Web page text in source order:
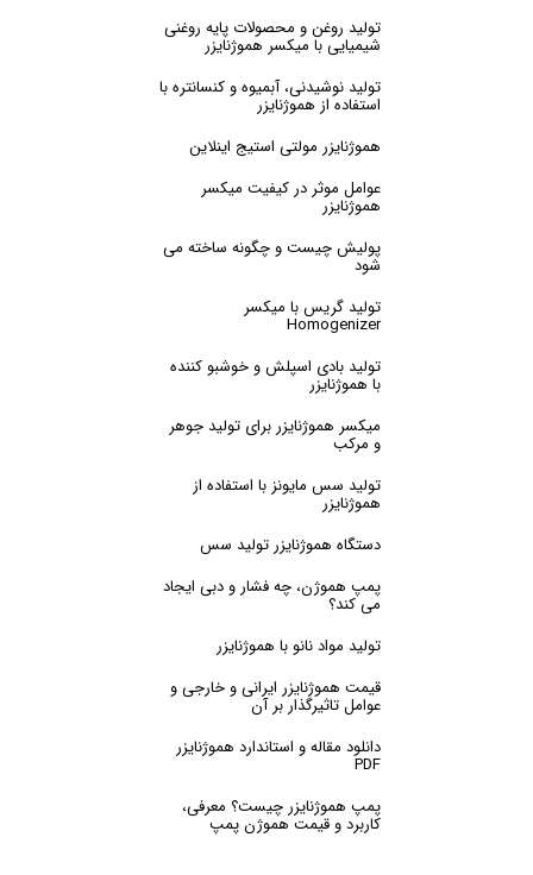
تولید روغن و محصولات پایه روغنی
شیمیایی با میکسر هموژنایزر
تولید نوشیدنی، آبمیوه و کنسانتره با
استفاده از هموژنایزر
هموژنایزر مولتی استیج اینلاین
عوامل موثر در کیفیت میکسر
هموژنایزر
پولیش چیست و چگونه ساخته می
شود
تولید گریس با میکسر
Homogenizer
تولید بادی اسپلش و خوشبو کننده
با هموژنایزر
میکسر هموژنایزر برای تولید جوهر
و مرکب
تولید سس مایونز با استفاده از
هموژنایزر
دستگاه هموژنایزر تولید سس
پمپ هموژن، چه فشار و دبی ایجاد
می کند؟
تولید مواد نانو با هموژنایزر
قیمت هموژنایزر ایرانی و خارجی و
عوامل تاثیرگذار بر آن
دانلود مقاله و استاندارد هموژنایزر
PDF
پمپ هموژنایزر چیست؟ معرفی،
کاربرد و قیمت هموژن پمپ